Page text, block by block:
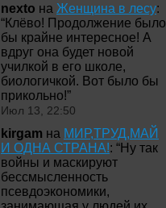
nexto на Женщина в лесу:
“Клёво! Продолжение было
бы крайне интересное! А
вдруг она будет новой
училкой в его школе,
биологичкой. Вот было бы
прикольно!”
Июл 13, 22:50
kirgam на МИР,ТРУД,МАЙ
И ОДНА СТРАНА!: “Ну так
войны и маскируют
бессмысленность
псевдоэкономики,